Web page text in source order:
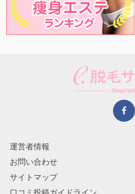
運営者情報
お問い合わせ
サイトマップ